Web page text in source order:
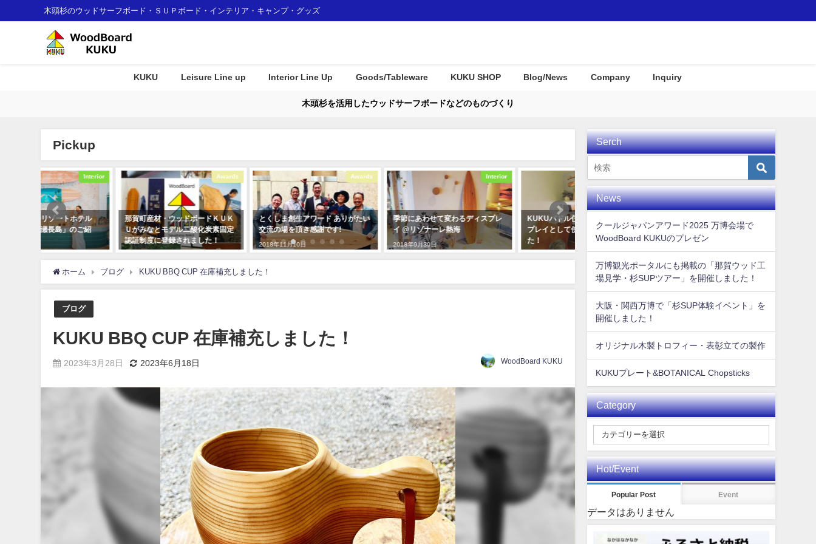
木頭杉のウッドサーフボード・ＳＵＰボード・インテリア・キャンプ・グッズ
KUKU Leisure Line up Interior Line Up Goods/Tableware KUKU SHOP Blog/News Company Inquiry
木頭杉を活用したウッドサーフボードなどのものづくり
Pickup
Awards
那賀町産材・ウッドボードＫＵＫ
Ｕがみなとモデル二酸化炭素固定
認証制度に登録されました！
とくしま創生アワード ありがたい
交流の場を頂き感謝です!
2018年11月10日
季節にあわせて変わるディスプレ
イ @リゾナーレ熱海
2018年9月30日
KUKUパドル住宅展示場にディス
プレイとして使用して頂きまし
た！
に向けてKUKUムービーが
ホーム ブログ KUKU BBQ CUP 在庫補充しました！
ブログ
KUKU BBQ CUP 在庫補充しました！
2023年3月28日 2023年6月18日 WoodBoard KUKU
Serch
News
クールジャパンアワード2025 万博会場で
WoodBoard KUKUのプレゼン
万博観光ポータルにも掲載の「那賀ウッド工
場見学・杉SUPツアー」を開催しました！
大阪・関西万博で「杉SUP体験イベント」を
開催しました！
オリジナル木製トロフィー・表彰立ての製作
KUKUプレート&BOTANICAL Chopsticks
Category
Hot/Event
Popular Post Event
データはありません